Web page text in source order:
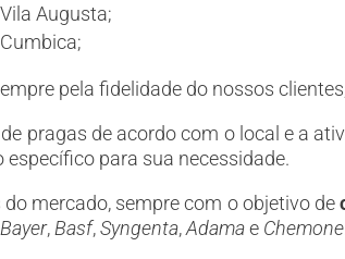
Augusta;
pela fidelidade do nossos
pragas de acordo com o local e a
para sua necessidade.
mercado, sempre com o objetivo de
Bayer,Basf,Syngenta,Adamae Chemone